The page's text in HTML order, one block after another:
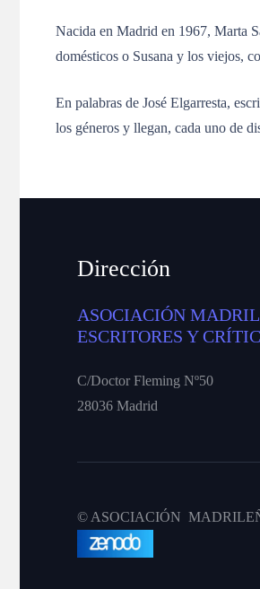
Nacida en Madrid en 1967, Marta
domésticos o Susana y los viejos,
En palabras de José Elgarresta,
los géneros y llegan, cada uno de
Dirección
ASOCIACIÓN
ESCRITORES Y
C/Doctor Fleming Nº50
28036 Madrid
© ASOCIACIÓN